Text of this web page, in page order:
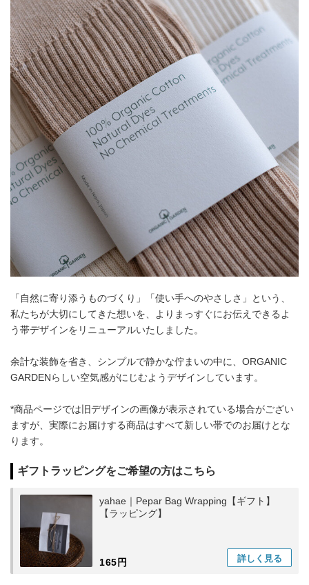
「自然に寄り添うものづくり」「使い手へのやさしさ」という、
私たちが大切にしてきた想いを、よりまっすぐにお伝えできるよ
う帯デザインをリニューアルいたしました。
余計な装飾を省き、シンプルで静かな佇まいの中に、ORGANIC
GARDENらしい空気感がにじむようデザインしています。
*商品ページでは旧デザインの画像が表示されている場合がござい
ますが、実際にお届けする商品はすべて新しい帯でのお届けとな
ります。
ギフトラッピングをご希望の方はこちら
yahae｜Pepar Bag Wrapping【ギフト】
【ラッピング】
165円 詳しく 見る